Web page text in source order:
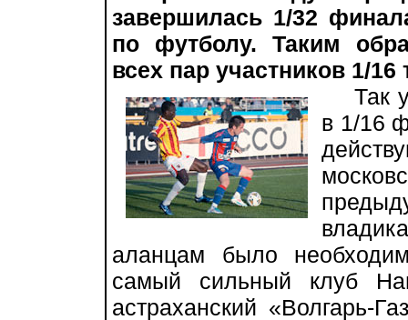
завершилась 1/32
по футболу. Таким
всех пар участников 1/16
Так
в 1/16
аланцам было
самый сильный клуб
астраханский «Волгарь-